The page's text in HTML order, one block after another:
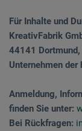
Für Inhalte und
KreativFabrik
44141
Unternehmen der
Anmeldung,
finden Sie unter:
Bei Rückfragen: